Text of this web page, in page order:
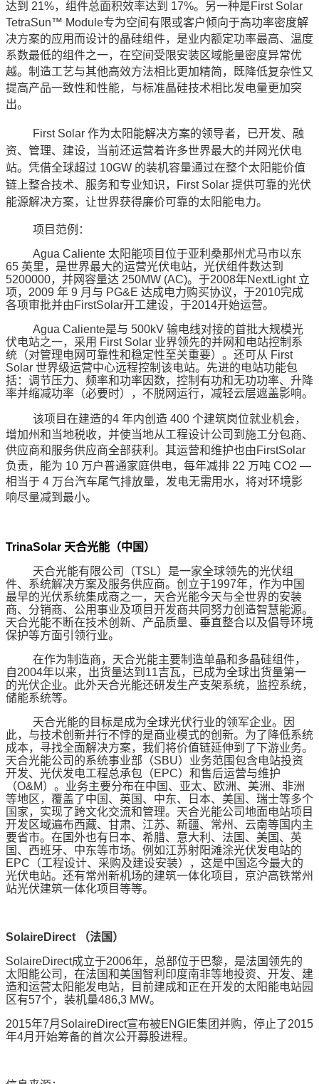
达到 21%，组件总面积效率达到 17%。另一种是First Solar
TetraSun™ Module专为空间有限或客户倾向于高功率密度解
决方案的应用而设计的晶硅组件，是业内额定功率最高、温度
系数最低的组件之一，在空间受限安装区域能量密度异常优
越。制造工艺与其他高效方法相比更加精简，既降低复杂性又
提高产品一致性和性能，与标准晶硅技术相比发电量更加突
出。
First Solar 作为太阳能解决方案的领导者，已开发、融
资、管理、建设，当前还运营着许多世界最大的并网光伏电
站。 凭借全球超过 10GW 的装机容量通过在整个太阳能价值
链上整合技术、服务和专业知识，
First Solar 提供可靠的光伏
能源解决方案，让世界获得廉价可靠的太阳能电力。
项目范例：
Agua Caliente 太阳能项目位于亚利桑那州尤马市以东
65 英里，是世界最大的运营光伏电站，光伏组件数达到
5200000，并网容量达 250MW (AC)。于2008年NextLight 立
项， 2009 年 9 月与 PG&E 达成电力购买协议，于2010完成
各项审批并由FirstSolar开工建设，于2014开始运营。
Agua Caliente是与 500kV 输电线对接的首批大规模光
伏电站之一， 采用 First Solar 业界领先的并网和电站控制系
统 （对管理电网可靠性和稳定性至关重要） 。还可从 First
Solar 世界级运营中心远程控制该电站。先进的电站功能包
括：调节压力、频率和功率因数，控制有功和无功功率、升降
率并缩减功率（必要时），不脱网运行，减轻云层遮盖影响。
该项目在建造的4 年内创造400 个建筑岗位就业机会，
增加州和当地税收，并使当地从工程设计公司到施工分包商、
供应商和服务供应商全部获利。其运营和维护也由FirstSolar
负责，能为 10 万户普通家庭供电，每年减排 22 万吨 CO2 —
相当于 4 万台汽车尾气排放量，发电无需用水，将对环境影
响尽量减到最小。
TrinaSolar 天合光能 （中国）
天合光能有限公司
（TSL） 是一家全球领先的光伏组
件、系统解决方案及服务供应商。创立于1997年，作为中国
最早的光伏系统集成商之一，天合光能今天与全世界的安装
商、分销商、公用事业及项目开发商共同努力创造智慧能源。
天合光能不断在技术创新、产品质量、垂直整合以及倡导环境
保护等方面引领行业。
在作为制造商，天合光能主要制造单晶和多晶硅组件，
自2004年以来，出货量达到 11吉瓦，已成为全球出货量第一
的光伏企业。此外天合光能还研发生产支架系统，监控系统，
储能系统等。
天合光能的目标是成为全球光伏行业的领军企业。因
此，与技术创新并行不悖的是商业模式的创新。为了降低系统
成本，寻找全面解决方案，我们将价值链延伸到了下游业务。
天合光能公司的系统事业部（SBU）业务范围包含电站投资
开发、光伏发电工程总承包（EPC）和售后运营与维护
（O&M）。业务主要分布在中国、亚太、欧洲、美洲、非洲
等地区，覆盖了中国、英国、中东、日本、美国、瑞士等多个
国家，实现了跨文化交流和管理。 天合光能公司地面电站项目
开发区域遍布西藏、甘肃、江苏、新疆、常州、云南等国内主
要省市。在国外也有日本、希腊、意大利、法国、美国、英
国、西班牙、中东等市场。例如江苏射阳滩涂光伏发电站的
EPC （工程设计、采购及建设安装），这是中国迄今最大的
光伏电站。还有常州新机场的建筑一体化项目，京沪高铁常州
站光伏建筑一体化项目等等。
SolaireDirect
（法国）
SolaireDirect成立于2006年，总部位于巴黎，是法国领先的
太阳能公司，在法国和美国智利印度南非等地投资、开发、建
造和运营太阳能发电站，目前建成和正在开发的太阳能电站园
区有57个，装机量486,3 MW。
2015年7月 SolaireDirect宣布被ENGIE集团并购，停止了2015
年4月开始筹备的首次公开募股进程。